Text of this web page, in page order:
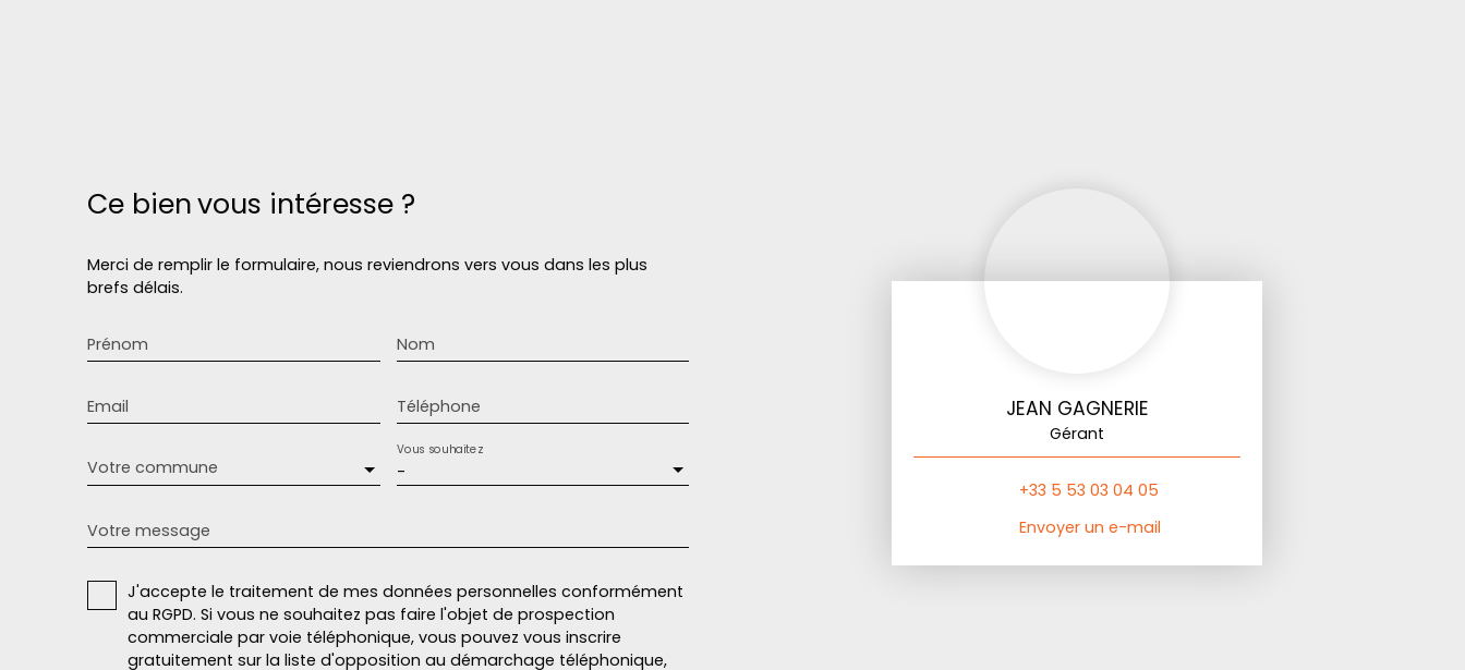
Ce bienvous intéresse ?
Merci de remplir le formulaire, nous reviendrons vers vous dans les plus
brefs délais.
Prénom Nom
Email Téléphone
Votre commune -
Vous souhaitez
Votre message
J'accepte le traitement de mes données personnelles conformément
au RGPD. Si vous ne souhaitez pas faire l'objet de prospection
commerciale par voie téléphonique, vous pouvez vous inscrire
gratuitement sur la liste d'opposition au démarchage téléphonique,
JEAN GAGNERIE
Gérant
+33 5 53 03 04 05
Envoyer un e-mail